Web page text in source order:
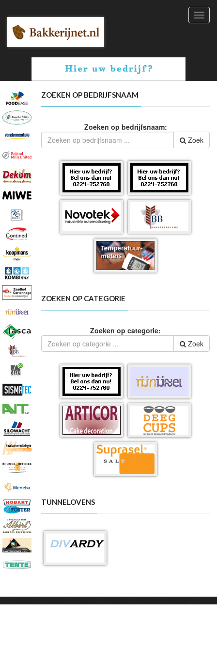
ZOEKEN OP BEDRIJFSNAAM
Zoeken op bedrijfsnaam:
Zoek
ZOEKEN OP CATEGORIE
Zoeken op categorie:
Zoek
TUNNELOVENS